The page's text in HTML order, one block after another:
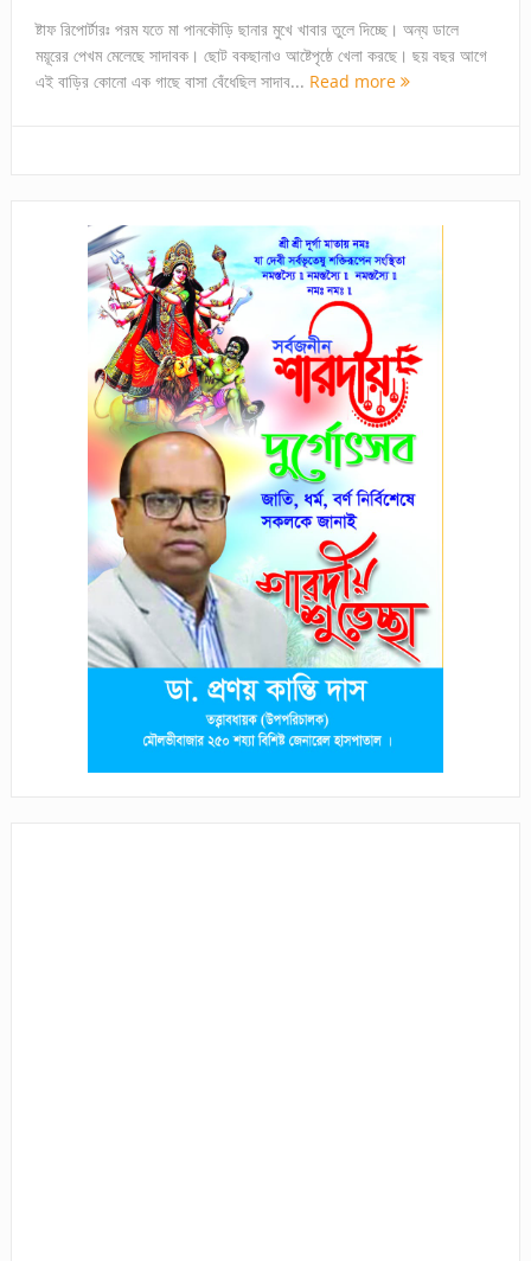
ষ্টাফ রিপোর্টারঃ পরম যতে মা পানকৌড়ি ছানার মুখে খাবার তুলে দিচ্ছে। অন্য ডালে
ময়ূরের পেখম মেলেছে সাদাবক। ছোট বকছানাও আষ্টেপৃষ্ঠে খেলা করছে। ছয় বছর আগে
এই বাড়ির কোনো এক গাছে বাসা বেঁধেছিল সাদাব... Read more